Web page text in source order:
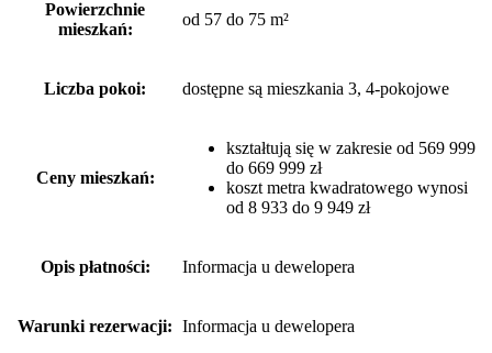
Powierzchnie
mieszkań:
od 57 do 75 m²
Liczba pokoi: dostępne są mieszkania 3, 4-pokojowe
Ceny mieszkań:
kształtują się w zakresie od 569 999
do 669 999 zł
koszt metra kwadratowego wynosi
od 8 933 do 9 949 zł
Opis płatności: Informacja u dewelopera
Warunki rezerwacji: Informacja u dewelopera